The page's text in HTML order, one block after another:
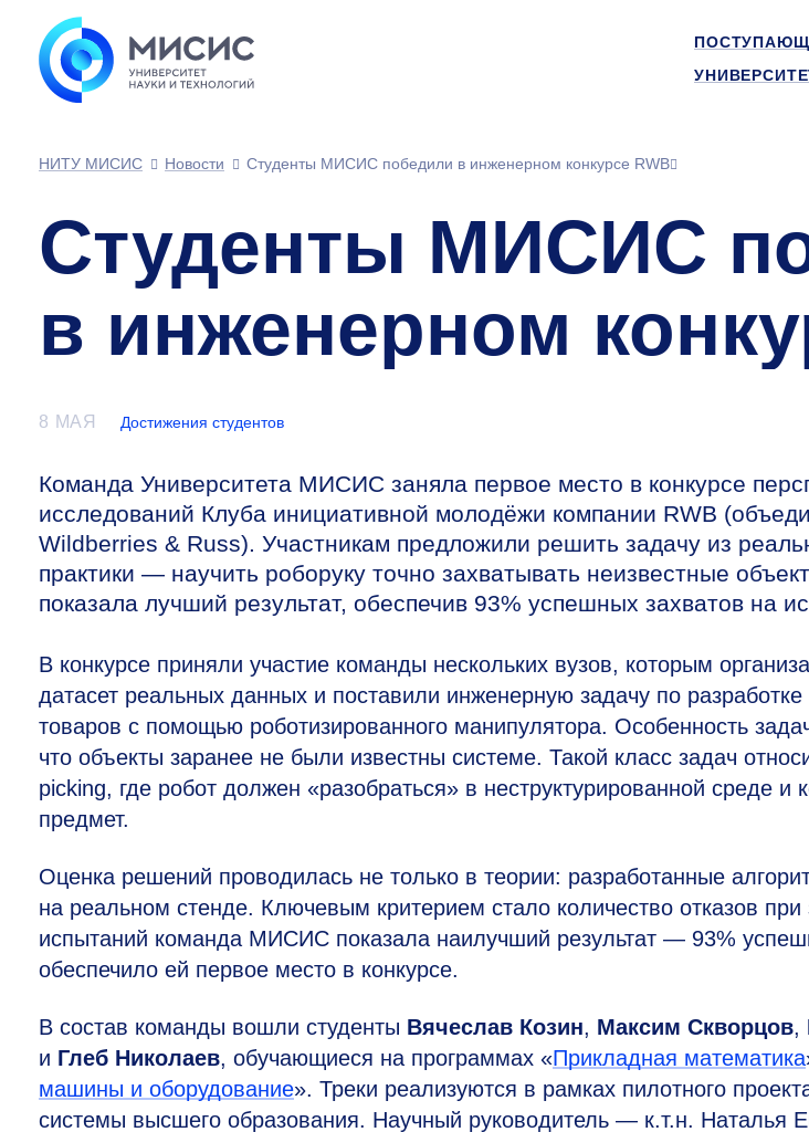
НИТУ МИСИС
Новости Студенты МИСИС победили в инженерном конкурсе RWB
Студенты МИСИС
в инженерном
8 МАЯ Достижения студентов
Команда Университета МИСИС заняла первое место в конкурсе
исследований Клуба инициативной молодёжи компании RWB
Wildberries & Russ). Участникам предложили решить задачу из
практики — научить роборуку точно захватывать неизвестные
показала лучший результат, обеспечив 93% успешных захватов на
В конкурсе приняли участие команды нескольких вузов, которым
датасет реальных данных и поставили инженерную задачу по разработке
товаров с помощью роботизированного манипулятора. Особенность
что объекты заранее не были известны системе. Такой класс задач
picking, где робот должен «разобраться» в неструктурированной среде и
предмет.
Оценка решений проводилась не только в теории: разработанные
на реальном стенде. Ключевым критерием стало количество отказов при
испытаний команда МИСИС показала наилучший результат — 93%
обеспечило ей первое место в конкурсе.
В состав команды вошли студенты Вячеслав Козин, Максим Скворцов,
и Глеб Николаев, обучающиеся на программах «Прикладная математика
машины и оборудование». Треки реализуются в рамках пилотного
системы высшего образования. Научный руководитель — к.т.н. Наталья